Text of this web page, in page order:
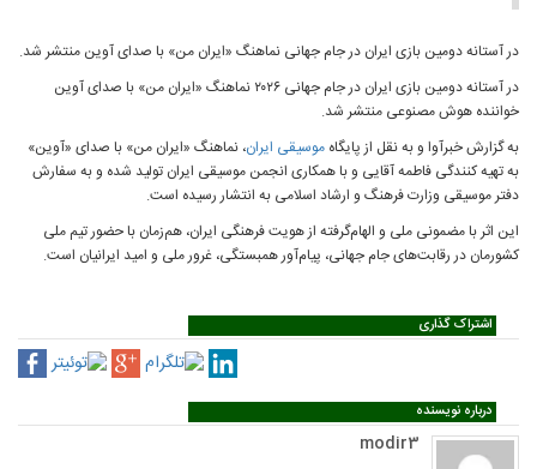
در آستانه دومین بازی ایران در جام جهانی نماهنگ «ایران من» با صدای آوین منتشر شد.
در آستانه دومین بازی ایران در جام جهانی ۲۰۲۶ نماهنگ «ایران من» با صدای آوین
خواننده هوش مصنوعی منتشر شد.
به گزارش خبرآوا و به نقل از پایگاه موسیقی ایران، نماهنگ «ایران من» با صدای «آوین»
به تهیه‌ کنندگی فاطمه آقایی و با همکاری انجمن موسیقی ایران تولید شده و به سفارش
دفتر موسیقی وزارت فرهنگ و ارشاد اسلامی به انتشار رسیده است.
این اثر با مضمونی ملی و الهام‌گرفته از هویت فرهنگی ایران، هم‌زمان با حضور تیم ملی
کشورمان در رقابت‌های جام جهانی، پیام‌آور همبستگی، غرور ملی و امید ایرانیان است.
اشتراک گذاری
درباره نویسنده
modir3